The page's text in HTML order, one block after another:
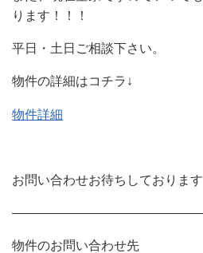
ります！！！
平日・土日ご相談下さい。
物件の詳細はコチラ↓
物件詳細
お問い合わせお待ちしております
物件のお問い合わせ先